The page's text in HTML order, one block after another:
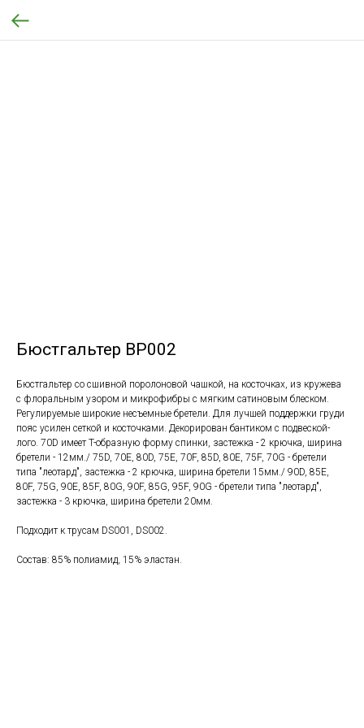
Бюстгальтер BP002
Бюстгальтер со сшивной поролоновой чашкой, на косточках, из кружева
с флоральным узором и микрофибры с мягким сатиновым блеском.
Регулируемые широкие несъемные бретели. Для лучшей поддержки груди
пояс усилен сеткой и косточками. Декорирован бантиком с подвеской-
лого. 70D имеет T-образную форму спинки, застежка - 2 крючка, ширина
бретели - 12мм./ 75D, 70E, 80D, 75E, 70F, 85D, 80E, 75F, 70G - бретели
типа "леотард", застежка - 2 крючка, ширина бретели 15мм./ 90D, 85E,
80F, 75G, 90E, 85F, 80G, 90F, 85G, 95F, 90G - бретели типа "леотард",
застежка - 3 крючка, ширина бретели 20мм.
Подходит к трусам DS001, DS002.
Состав: 85% полиамид, 15% эластан.